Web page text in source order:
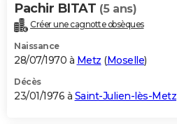
Pachir BITAT (5 ans)
Créer une cagnotte obsèques
Naissance
28/07/1970 à Metz (Moselle)
Décès
23/01/1976 à Saint-Julien-lès-Metz